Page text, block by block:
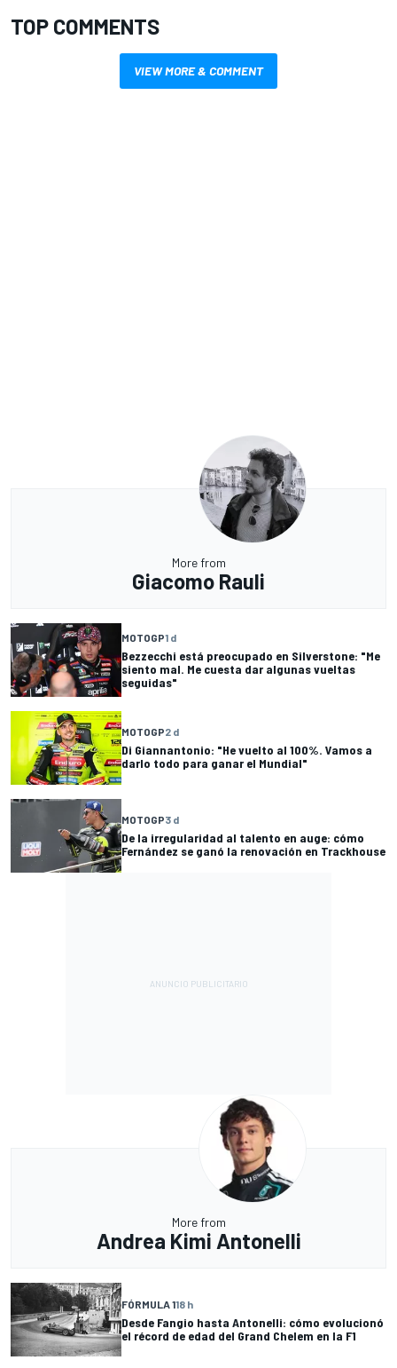
TOP COMMENTS
VIEW MORE & COMMENT
More from
Giacomo Rauli
MOTOGP1 d
Bezzecchi está preocupado en Silverstone: "Me
siento mal. Me cuesta dar algunas vueltas
seguidas"
MOTOGP2 d
Di Giannantonio: "He vuelto al 100%. Vamos a
darlo todo para ganar el Mundial"
MOTOGP3 d
De la irregularidad al talento en auge: cómo
Fernández se ganó la renovación en Trackhouse
More from
Andrea Kimi Antonelli
FÓRMULA 118 h
Desde Fangio hasta Antonelli: cómo evolucionó
el récord de edad del Grand Chelem en la F1